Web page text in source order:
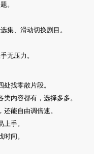
。
集、滑动切换剧目。
无压力。
找零散片段。
内容都有，选择多多。
能自由调倍速。
手。
间。